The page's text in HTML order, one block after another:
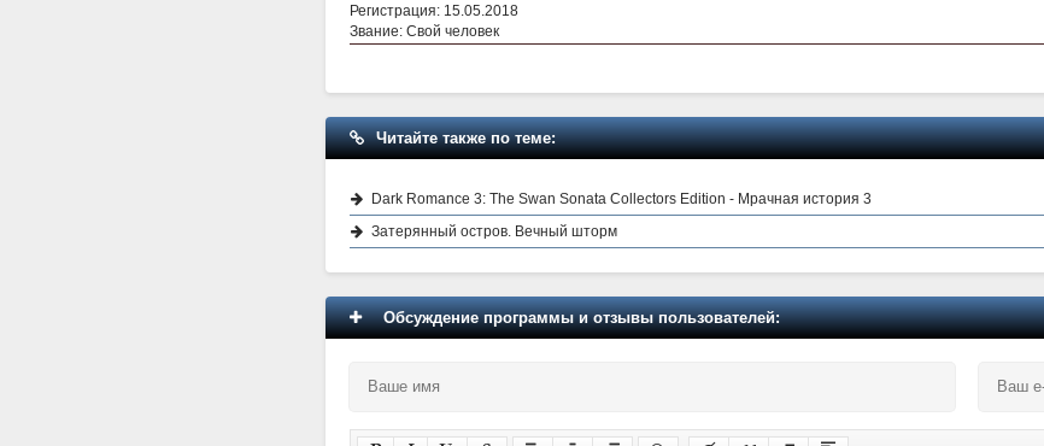
Регистрация: 15.05.2018
Звание: Свой человек
Читайте также по теме:
Dark Romance 3: The Swan Sonata Collectors Edition - Мрачная история 3
Затерянный остров. Вечный шторм
Обсуждение программы и отзывы пользователей: